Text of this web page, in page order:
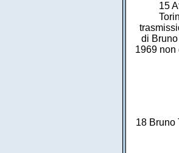
15
di
1969 non
18 Bruno